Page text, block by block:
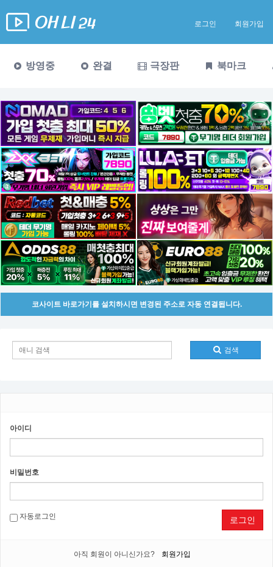
로그인 회원가입
방영중 완결 극장판 북마크
코사이트 바로가기를 설치하시면 변경된 주소로 자동 연결됩니다.
검색
아이디
비밀번호
자동로그인 로그인
아직 회원이 아니신가요? 회원가입